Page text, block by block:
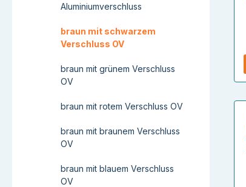
Aluminiumverschluss
braun mit schwarzem
Verschluss OV
braun mit grünem Verschluss
OV
braun mit rotem Verschluss OV
braun mit braunem Verschluss
OV
braun mit blauem Verschluss
OV